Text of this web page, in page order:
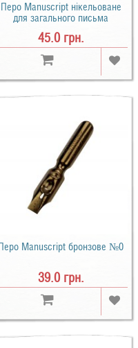
Перо Manuscript нікельоване
для загального письма
45.0 грн.
Manuscript бронзове №0
39.0 грн.